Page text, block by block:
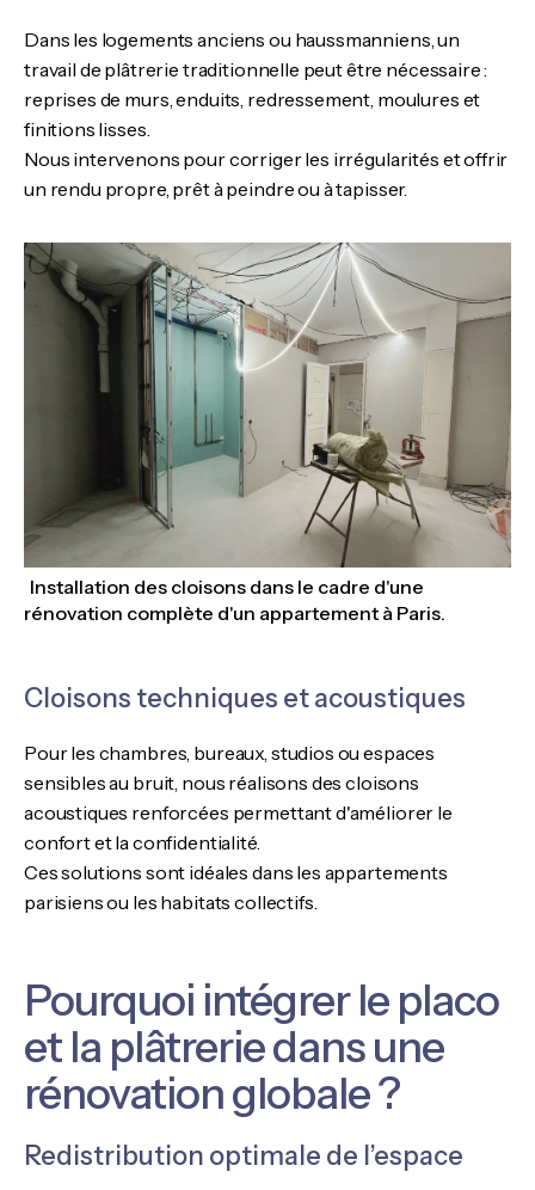
Dans les logements anciens ou haussmanniens, un
travail de plâtrerie traditionnelle peut être nécessaire :
reprises de murs, enduits, redressement, moulures et
finitions lisses.
Nous intervenons pour corriger les irrégularités et offrir
un rendu propre, prêt à peindre ou à tapisser.
Installation des cloisons dans le cadre d'une
rénovation complète d'un appartement à Paris.
Cloisons techniques et acoustiques
Pour les chambres, bureaux, studios ou espaces
sensibles au bruit, nous réalisons des cloisons
acoustiques renforcées permettant d'améliorer le
confort et la confidentialité.
Ces solutions sont idéales dans les appartements
parisiens ou les habitats collectifs.
Pourquoi intégrer le placo
et la plâtrerie dans une
rénovation globale ?
Redistribution optimale de l’espace